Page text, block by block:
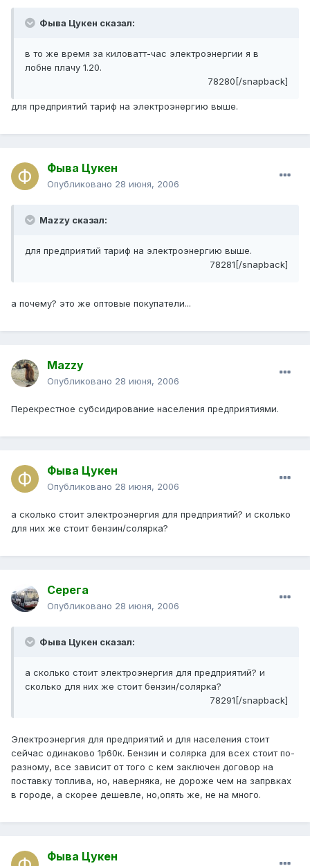
Фыва Цукен сказал:
в то же время за киловатт-час электроэнергии я в
лобне плачу 1.20.
78280[/snapback]
для предприятий тариф на электроэнергию выше.
Фыва Цукен
Опубликовано 28 июня, 2006
Mazzy сказал:
для предприятий тариф на электроэнергию выше.
78281[/snapback]
а почему? это же оптовые покупатели...
Mazzy
Опубликовано 28 июня, 2006
Перекрестное субсидирование населения предприятиями.
Фыва Цукен
Опубликовано 28 июня, 2006
а сколько стоит электроэнергия для предприятий? и сколько
для них же стоит бензин/солярка?
Серега
Опубликовано 28 июня, 2006
Фыва Цукен сказал:
а сколько стоит электроэнергия для предприятий? и
сколько для них же стоит бензин/солярка?
78291[/snapback]
Электроэнергия для предприятий и для населения стоит
сейчас одинаково 1р60к. Бензин и солярка для всех стоит по-
разному, все зависит от того с кем заключен договор на
поставку топлива, но, наверняка, не дороже чем на запрвках
в городе, а скорее дешевле, но,опять же, не на много.
Фыва Цукен